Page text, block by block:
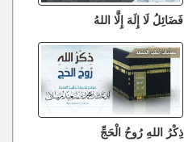
فَضَائِلُ لَا إِلَهَ إِلَّا اللهُ
ذِكْرُ اللهِ رُوحُ الْحَجِّ